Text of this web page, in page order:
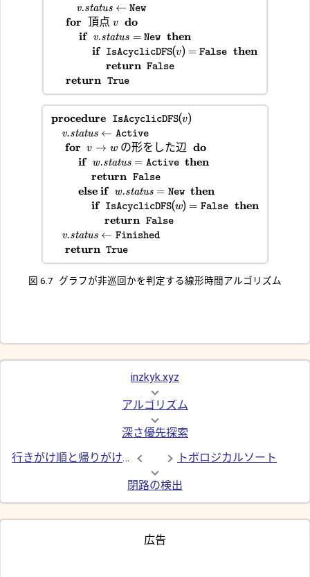
v.status ← New
for 頂点 v
do
if
v.status = New
then
if
IsAcyclicDFS(v) = False
then
return
False
return True
procedure IsAcyclicDFS(v)
v.status ← Active
for v → w の形をした辺 do
if
w.status = Active then
return
False
else if w.status = New then
if
IsAcyclicDFS(w) = False
then
return
False
v.status ← Finished
return True
図 6.7 グラフが非巡回かを判定する線形時間アルゴリズム
inzkyk.xyz
アルゴリズム
深さ優先探索
行きがけ順と帰りがけ順
トポロジカルソート
閉路の検出
広告